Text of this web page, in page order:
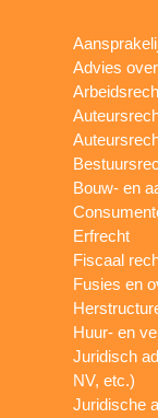
Advies
Bouw- en
Erfrecht
Fiscaal
Fusies en
Huur- en
Juridisch
NV, etc.)
Juridische